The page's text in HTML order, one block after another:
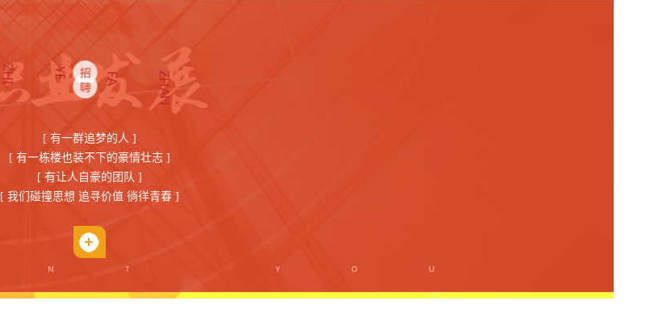
[ 有一群追梦的人 ]
[ 有一栋楼也装不下的豪情壮志 ]
[ 有让人自豪的团队 ]
[ 我们碰撞思想 追寻价值 徜徉青春 ]